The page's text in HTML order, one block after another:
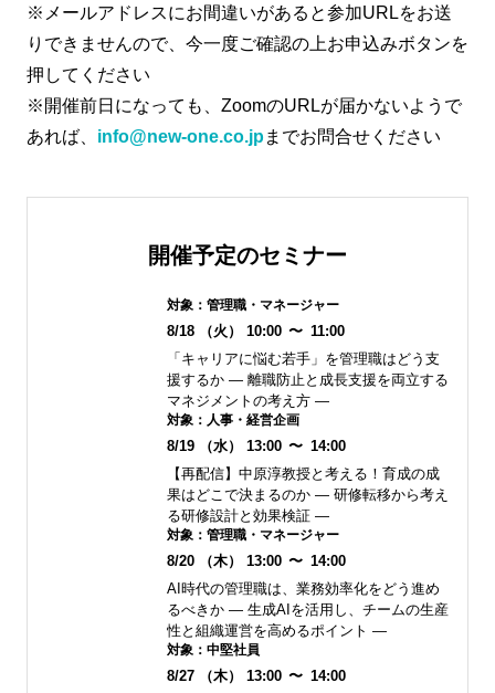
※メールアドレスにお間違いがあると参加URLをお送
りできませんので、今一度ご確認の上お申込みボタンを
押してください
※開催前日になっても、ZoomのURLが届かないようで
あれば、 info@new-one.co.jpまでお問合せください
開催予定のセミナー
対象： 管理職・マネージャー
8/18 （火） 10:00 〜 11:00
「キャリアに悩む若手」を管理職はどう支
援するか ― 離職防止と成長支援を両立する
マネジメントの考え方 ―
対象： 人事・経営企画
8/19 （水） 13:00 〜 14:00
【再配信】中原淳教授と考える！育成の成
果はどこで決まるのか ― 研修転移から考え
る研修設計と効果検証 ―
対象： 管理職・マネージャー
8/20 （木） 13:00 〜 14:00
AI時代の管理職は、業務効率化をどう進め
るべきか ― 生成AIを活用し、チームの生産
性と組織運営を高めるポイント ―
対象： 中堅社員
8/27 （木） 13:00 〜 14:00